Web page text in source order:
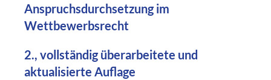
Anspruchsdurchsetzung im
Wettbewerbsrecht
2., vollständig überarbeitete und
aktualisierte Auflage